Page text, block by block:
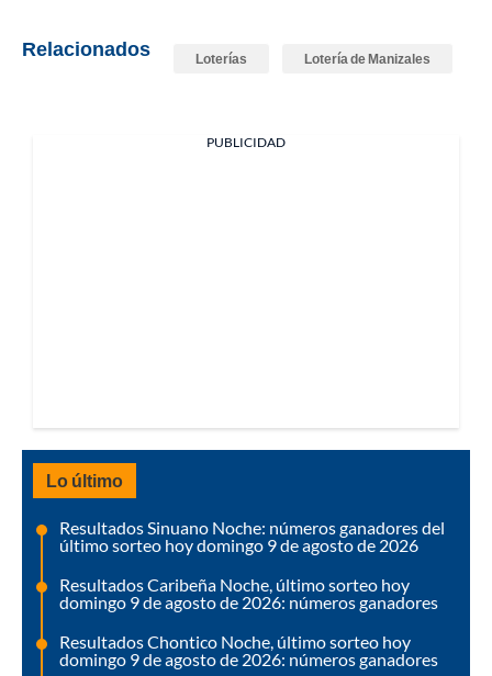
Relacionados Loterías Lotería de Manizales
PUBLICIDAD
Lo último
Resultados Sinuano Noche: números ganadores del
último sorteo hoy domingo 9 de agosto de 2026
Resultados Caribeña Noche, último sorteo hoy
domingo 9 de agosto de 2026: números ganadores
Resultados Chontico Noche, último sorteo hoy
domingo 9 de agosto de 2026: números ganadores